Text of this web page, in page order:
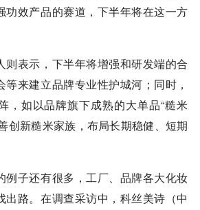
功效产品的赛道，下半年将在这一方
则表示，下半年将增强和研发端的合
来建立品牌专业性护城河；同时，
，如以品牌旗下成熟的大单品“糙米
创新糙米家族，布局长期稳健、短期
例子还有很多，工厂、品牌各大化妆
出路。在调查采访中，科丝美诗（中